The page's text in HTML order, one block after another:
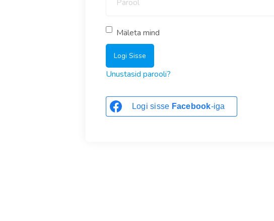
Mäleta mind
Logi Sisse
Unustasid parooli?
Logi sisse Facebook-iga